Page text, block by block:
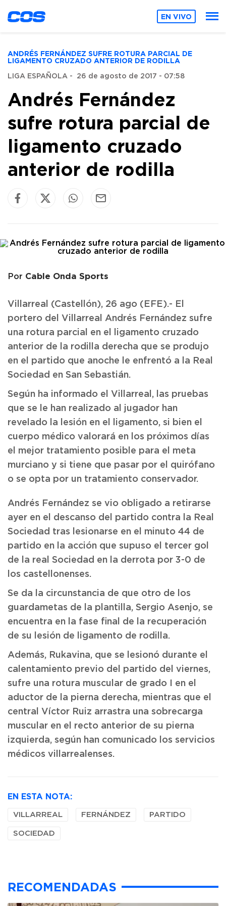
EN VIVO
ANDRÉS FERNÁNDEZ SUFRE ROTURA PARCIAL DE
LIGAMENTO CRUZADO ANTERIOR DE RODILLA
LIGA ESPAÑOLA - 26 de agosto de 2017 - 07:58
Andrés Fernández
sufre rotura parcial de
ligamento cruzado
anterior de rodilla
Por Cable Onda Sports
Villarreal (Castellón), 26 ago (EFE).- El
portero del Villarreal Andrés Fernández sufre
una rotura parcial en el ligamento cruzado
anterior de la rodilla derecha que se produjo
en el partido que anoche le enfrentó a la Real
Sociedad en San Sebastián.
Según ha informado el Villarreal, las pruebas
que se le han realizado al jugador han
revelado la lesión en el ligamento, si bien el
cuerpo médico valorará en los próximos días
el mejor tratamiento posible para el meta
murciano y si tiene que pasar por el quirófano
o se opta por un tratamiento conservador.
Andrés Fernández se vio obligado a retirarse
ayer en el descanso del partido contra la Real
Sociedad tras lesionarse en el minuto 44 de
partido en la acción que supuso el tercer gol
de la real Sociedad en la derrota por 3-0 de
los castellonenses.
Se da la circunstancia de que otro de los
guardametas de la plantilla, Sergio Asenjo, se
encuentra en la fase final de la recuperación
de su lesión de ligamento de rodilla.
Además, Rukavina, que se lesionó durante el
calentamiento previo del partido del viernes,
sufre una rotura muscular de grado I en el
aductor de la pierna derecha, mientras que el
central Víctor Ruiz arrastra una sobrecarga
muscular en el recto anterior de su pierna
izquierda, según han comunicado los servicios
médicos villarrealenses.
EN ESTA NOTA:
VILLARREAL FERNÁNDEZ PARTIDO
SOCIEDAD
RECOMENDADAS